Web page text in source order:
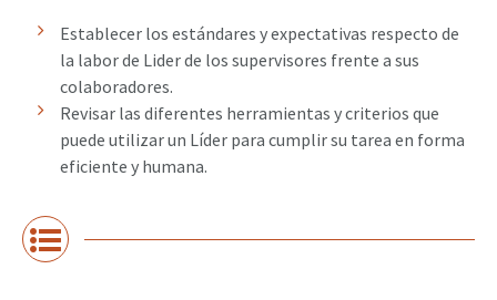
Establecer los estándares y expectativas respecto de
la labor de Lider de los supervisores frente a sus
colaboradores.
Revisar las diferentes herramientas y criterios que
puede utilizar un Líder para cumplir su tarea en forma
eficiente y humana.